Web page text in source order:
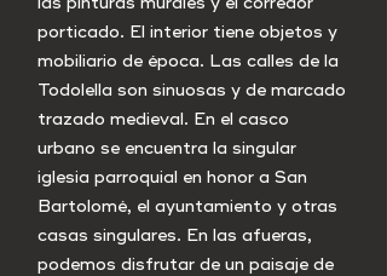
porticado. El interior tiene objetos y
mobiliario de época. Las calles de la
Todolella son sinuosas y de marcado
trazado medieval. En el casco
urbano se encuentra la singular
iglesia parroquial en honor a San
Bartolomé, el ayuntamiento y otras
casas singulares. En las afueras,
podemos disfrutar de un paisaje de